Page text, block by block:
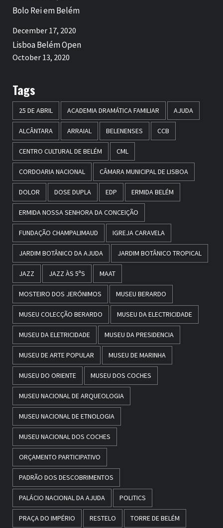
Bolo Rei em Belém
December 17, 2020
Lisboa Belém Open
October 13, 2020
Tags
25 DE ABRIL ACADEMIA DRAMÁTICA FAMILIAR AJUDA
ALCÂNTARA ARRAIAL BELENENSES CCB
CENTRO CULTURAL DE BELÉM CML
CORDOARIA NACIONAL CÂMARA MUNICIPAL DE LISBOA
DOLOR DOSE DUPLA EDP ERMIDA BELÉM
ERMIDA NOSSA SENHORA DA CONCEIÇÃO
FUNDAÇÃO CHAMPALIMAUD IGREJA CARAVELA
JARDIM BOTÂNICO DA AJUDA JARDIM BOTÂNICO TROPICAL
JAZZ JAZZ ÀS 5ªS MAAT
MOSTEIRO DOS JERÓNIMOS MUSEU BERARDO
MUSEU COLECÇÃO BERARDO MUSEU DA ELECTRICIDADE
MUSEU DA ELETRICIDADE MUSEU DA PRESIDENCIA
MUSEU DE ARTE POPULAR MUSEU DE MARINHA
MUSEU DO ORIENTE MUSEU DOS COCHES
MUSEU NACIONAL DE ARQUEOLOGIA
MUSEU NACIONAL DE ETNOLOGIA
MUSEU NACIONAL DOS COCHES
ORÇAMENTO PARTICIPATIVO
PADRÃO DOS DESCOBRIMENTOS
PALÁCIO NACIONAL DA AJUDA POLITICS
PRAÇA DO IMPÉRIO RESTELO TORRE DE BELÉM